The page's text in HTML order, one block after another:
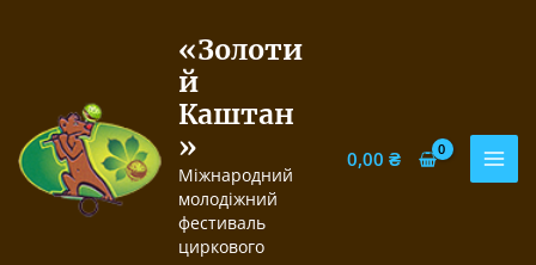
«Золоти
й
Каштан
»
Міжнародний
молодіжний
фестиваль
циркового
0,00 ₴